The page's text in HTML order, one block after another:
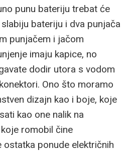
punu bateriju trebat će
bateriju i dva punjača
punjačem i jačom
imaju kapice, no
dodir utora s vodom
Ono što moramo
dizajn kao i boje, koje
kao one nalik na
romobil čine
ostatka ponude električnih